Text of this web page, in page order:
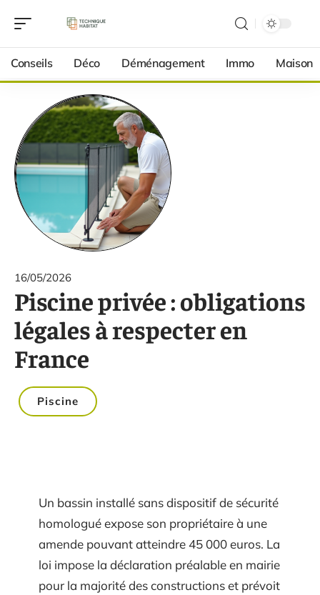
Conseils Déco Déménagement Immo Maison
16/05/2026
Piscine privée : obligations
légales à respecter en
France
Piscine
Un bassin installé sans dispositif de sécurité
homologué expose son propriétaire à une
amende pouvant atteindre 45 000 euros. La
loi impose la déclaration préalable en mairie
pour la majorité des constructions et prévoit